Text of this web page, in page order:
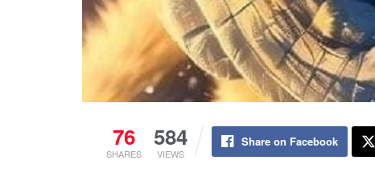
76
SHARES
584
VIEWS
Share on Facebook